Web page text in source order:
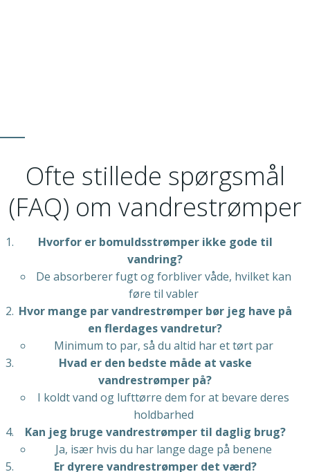
Ofte stillede spørgsmål
(FAQ) om vandrestrømper
Hvorfor er bomuldsstrømper ikke gode til
vandring?
De absorberer fugt og forbliver våde, hvilket kan
føre til vabler
Hvor mange par vandrestrømper bør jeg have på
en flerdages vandretur?
Minimum to par, så du altid har et tørt par
Hvad er den bedste måde at vaske
vandrestrømper på?
I koldt vand og lufttørre dem for at bevare deres
holdbarhed
Kan jeg bruge vandrestrømper til daglig brug?
Ja, især hvis du har lange dage på benene
Er dyrere vandrestrømper det værd?